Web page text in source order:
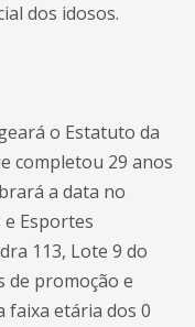
dos idosos.
o Estatuto da
completou 29 anos
a data no
Esportes
113, Lote 9 do
de promoção e
faixa etária dos 0